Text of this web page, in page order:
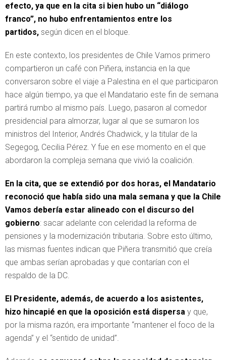
efecto, ya que en la cita si bien hubo un “diálogo
franco”, no hubo enfrentamientos entre los
partidos, según dicen en el bloque.
En este contexto, los presidentes de Chile Vamos primero
compartieron un café con Piñera, instancia en la que
conversaron sobre el viaje a Palestina en el que participaron
hace algún tiempo, ya que el Mandatario este fin de semana
partirá rumbo al mismo país. Luego, pasaron al comedor
presidencial para almorzar, lugar al que se sumaron los
ministros del Interior, Andrés Chadwick, y la titular de la
Segegog, Cecilia Pérez. Y fue en ese momento en el que
abordaron la compleja semana que vivió la coalición.
En la cita, que se extendió por dos horas, el Mandatario
reconoció que había sido una mala semana y que la Chile
Vamos debería estar alineado con el discurso del
gobierno: sacar adelante con celeridad la reforma de
pensiones y la modernización tributaria. Sobre esto último,
las mismas fuentes indican que Piñera transmitió que creía
que ambas serían aprobadas y que contarían con el
respaldo de la DC.
El Presidente, además, de acuerdo a los asistentes,
hizo hincapié en que la oposición está dispersa y que,
por la misma razón, era importante “mantener el foco de la
agenda” y el “sentido de unidad”.